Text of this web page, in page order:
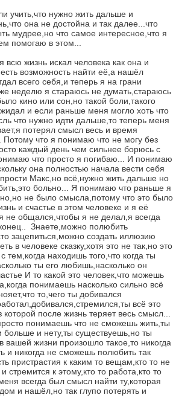
учить,что нужно жить дальше и
она не достойна и так далее...что
мудрее,но что самое интересное,что я
помогаю в этом...
всю жизнь искал человека как она и
возможность найти её,а нашёл
всего себя,и теперь я на грани
неделю я стараюсь не думать,стараюсь
кино или сон,но такой боли,такого
и если раньше меня могло хоть что
что нужно идти дальше,то теперь меня
потерял смысл весь и время
что я понимаю что не могу без
каждый день чем сильнее борюсь с
что просто я погибаю... И понимаю
она полностью начала вести себя
Макс,но всё,нужно жить дальше но
больно... Я понимаю что раньше я
не было смысла,потому что это было
и счастье в этом человеке и я её
не общался,чтобы я не делал,я всегда
Знаете,можно полюбить
зацепиться,можно создать иллюзию
в человеке сказку,хотя это не так,но это
тем,когда находишь того,что когда ты
ты его любишь,насколько он
И то какой это человек,что можешь
понимаешь насколько сильно всё
то,чего ты добивался
всё это
после жизнь теряет весь смысл...
понимаешь что не сможешь жить,ты
больше и нету,ты существуешь,но ты
вашей жизни произошло такое,то никогда
и никогда не сможешь полюбить так
пристрастия к каким то вещам,кто то не
стремится к этому,кто то работа,кто то
всегда был смысл найти ту,которая
и нашёл,но так глупо потерять и